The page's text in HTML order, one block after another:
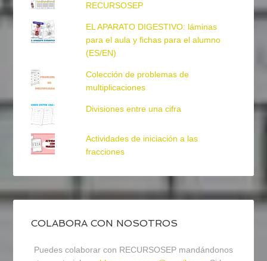
RECURSOSEP
EL APARATO DIGESTIVO: láminas
para el aula y fichas para el alumno
(ES/EN)
Colección de problemas de
multiplicaciones
Divisiones entre una cifra
Actividades de iniciación a las
fracciones
COLABORA CON NOSOTROS
Puedes colaborar con RECURSOSEP mandándonos